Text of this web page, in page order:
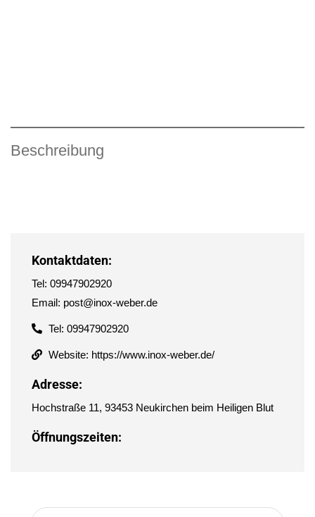
Beschreibung
Kontaktdaten:
Tel: 09947902920
Email: post@inox-weber.de
Tel: 09947902920
Website: https://www.inox-weber.de/
Adresse:
Hochstraße 11, 93453 Neukirchen beim Heiligen Blut
Öffnungszeiten: